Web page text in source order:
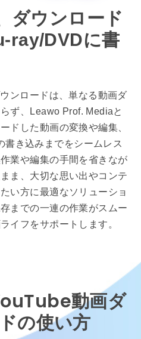
ダウンロード
ray/DVDに書
ンロードは、単なる動画ダ
ず、Leawo Prof. Mediaと
ドした動画の変換や編集、
き込みまでをシームレス
業や編集の手間を省きなが
ま、大切な思い出やコンテ
い方に最適なソリューショ
までの一連の作業がスムー
イフをサポートします。
動画ダ
の使い方